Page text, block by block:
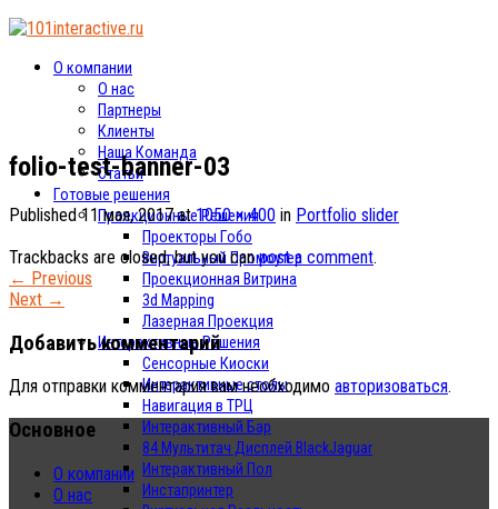
О компании
О нас
Партнеры
Клиенты
Наша Команда
Статьи
Готовые решения
Проекционные Решения
Проекторы Гобо
Виртуальный Промоутер
Проекционная Витрина
3d Mapping
Лазерная Проекция
Интерактивные Решения
Сенсорные Киоски
Интерактивные столы
Навигация в ТРЦ
Интерактивный Бар
84 Мультитач Дисплей BlackJaguar
Интерактивный Пол
Инстапринтер
folio-test-banner-03
Published11 мая, 2017at1050 × 400 in Portfolio slider
Trackbacks are closed, but you canpost a comment.
← Previous
Next →
Добавить комментарий
Для отправки комментария вам необходимо авторизоваться.
Основное
О компании
О нас